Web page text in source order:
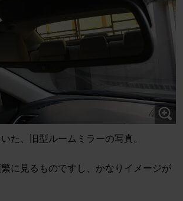
た、旧型ルームミラーの写真。
に見るものですし、かなりイメージが